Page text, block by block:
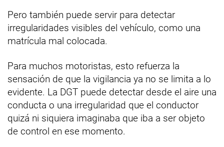
Pero también puede servir para detectar
irregularidades visibles del vehículo, como una
matrícula mal colocada.
Para muchos motoristas, esto refuerza la
sensación de que la vigilancia ya no se limita a lo
evidente. La DGT puede detectar desde el aire una
conducta o una irregularidad que el conductor
quizá ni siquiera imaginaba que iba a ser objeto
de control en ese momento.